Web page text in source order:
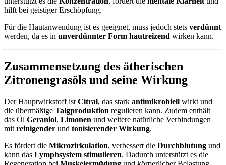
hilft bei geistiger Erschöpfung.
Für die Hautanwendung ist es geeignet, muss jedoch stets verdünnt
werden, da es in unverdünnter Form hautreizend wirken kann.
Zusammensetzung des ätherischen
Zitronengrasöls und seine Wirkung
Der Hauptwirkstoff ist Citral, das stark antimikrobiell wirkt und
die übermäßige Talgproduktion regulieren kann. Zudem enthält
das Öl Geraniol, Limonen und weitere natürliche Verbindungen
mit reinigender und tonisierender Wirkung.
Es fördert die Mikrozirkulation, verbessert die Durchblutung und
kann das Lymphsystem stimulieren. Dadurch unterstützt es die